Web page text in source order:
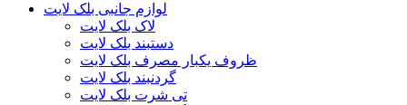
لوازم جانبی بلک لایت
لاک بلک لایت
دستبند بلک لایت
ظروف یکبار مصرف بلک لایت
گردنبند بلک لایت
تی شرت بلک لایت